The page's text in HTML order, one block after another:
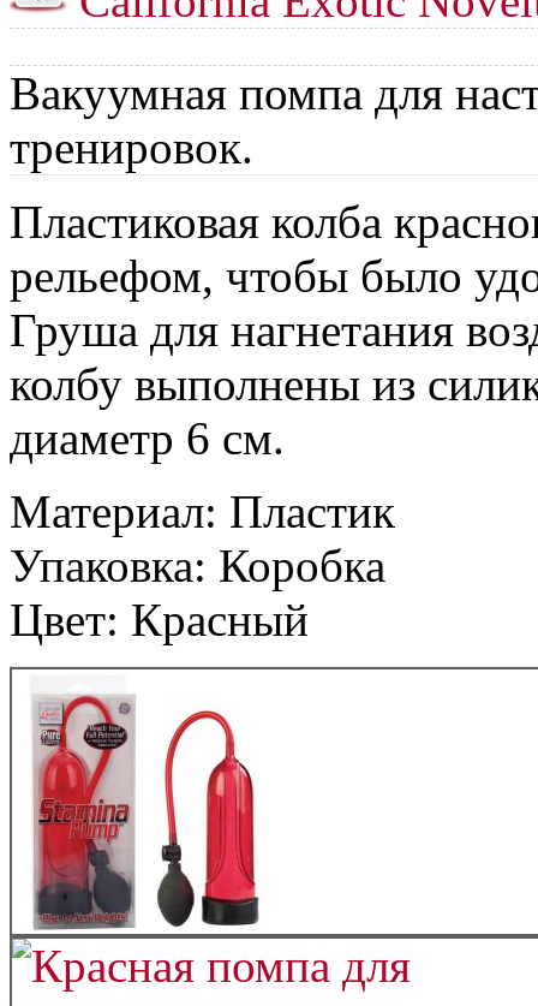
Вакуумная помпа для
тренировок.
Пластиковая колба
рельефом, чтобы было
Груша для нагнетания
колбу выполнены из
диаметр 6 см.
Материал: Пластик
Упаковка: Коробка
Цвет: Красный